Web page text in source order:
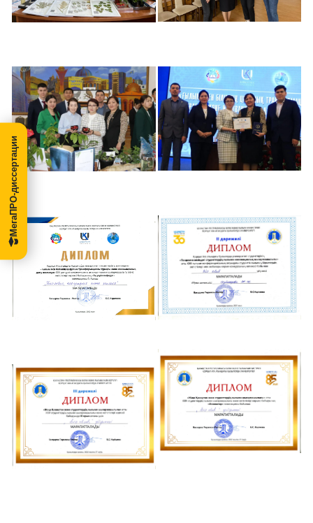
МегаПРО-диссертации